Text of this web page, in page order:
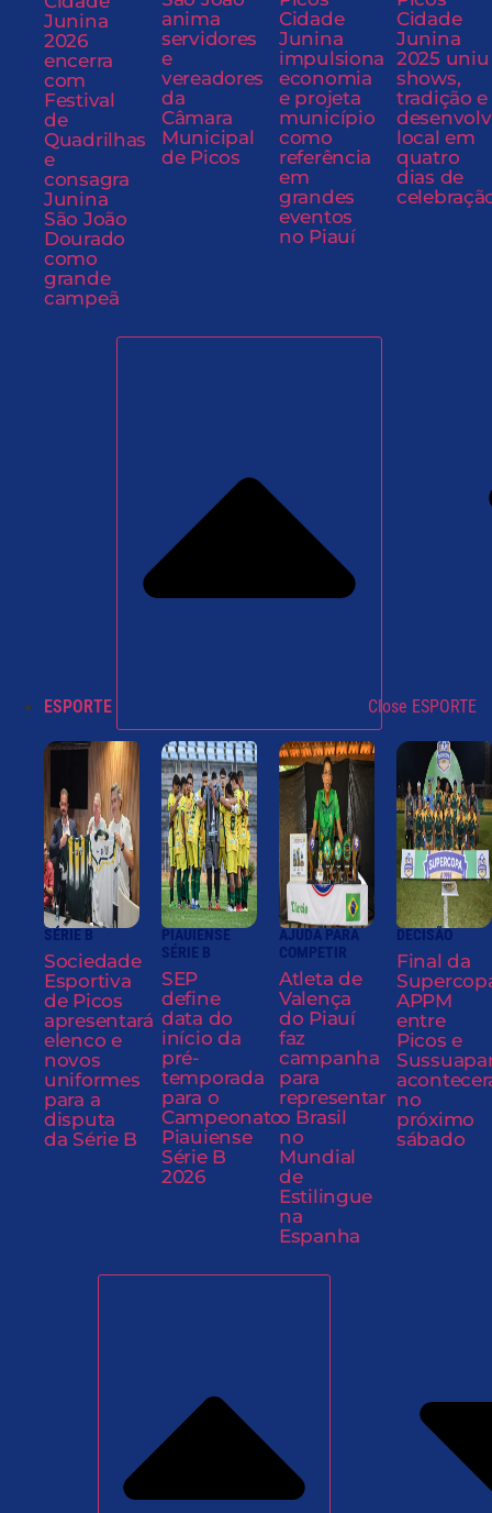
Junina
2026
encerra
com
Festival
de
Quadrilhas
e
consagra
Junina
São João
Dourado
como
grande
campeã
anima
servidores
e
vereadores
da
Câmara
Municipal
de Picos
Cidade
Junina
impulsiona
economia
e projeta
município
como
referência
em
grandes
eventos
no Piauí
Cidade
Junina
2025 uniu
shows,
tradição e
local em
quatro
dias de
ESPORTE Close ESPORTE
SÉRIE B
Sociedade
Esportiva
de Picos
apresentará
elenco e
novos
uniformes
para a
disputa
da Série B
PIAUIENSE
SÉRIE B
SEP
define
data do
início da
pré-
temporada
para o
Campeonato
Piauiense
Série B
2026
AJUDA PARA
COMPETIR
Atleta de
Valença
do Piauí
faz
campanha
para
representar
o Brasil
no
Mundial
de
Estilingue
na
Espanha
DECISÃO
Final da
APPM
entre
Picos e
no
próximo
sábado